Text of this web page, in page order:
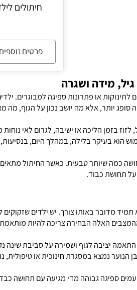
פרטים נוספים
מידה ושגרה
או פתרונות ספיגה למבוגרים.
הליכה או ישיבה, לגרום לאי
בלילה, במהלך היום, בנסיעות,
שיותר טבעית. כאשר החיתול מתאים
כבוד.
מדובר באותו צורך. יש ילדים
האלה הבחירה צריכה להיות מותאמת
במסגרת חינוכית או טיפולית,